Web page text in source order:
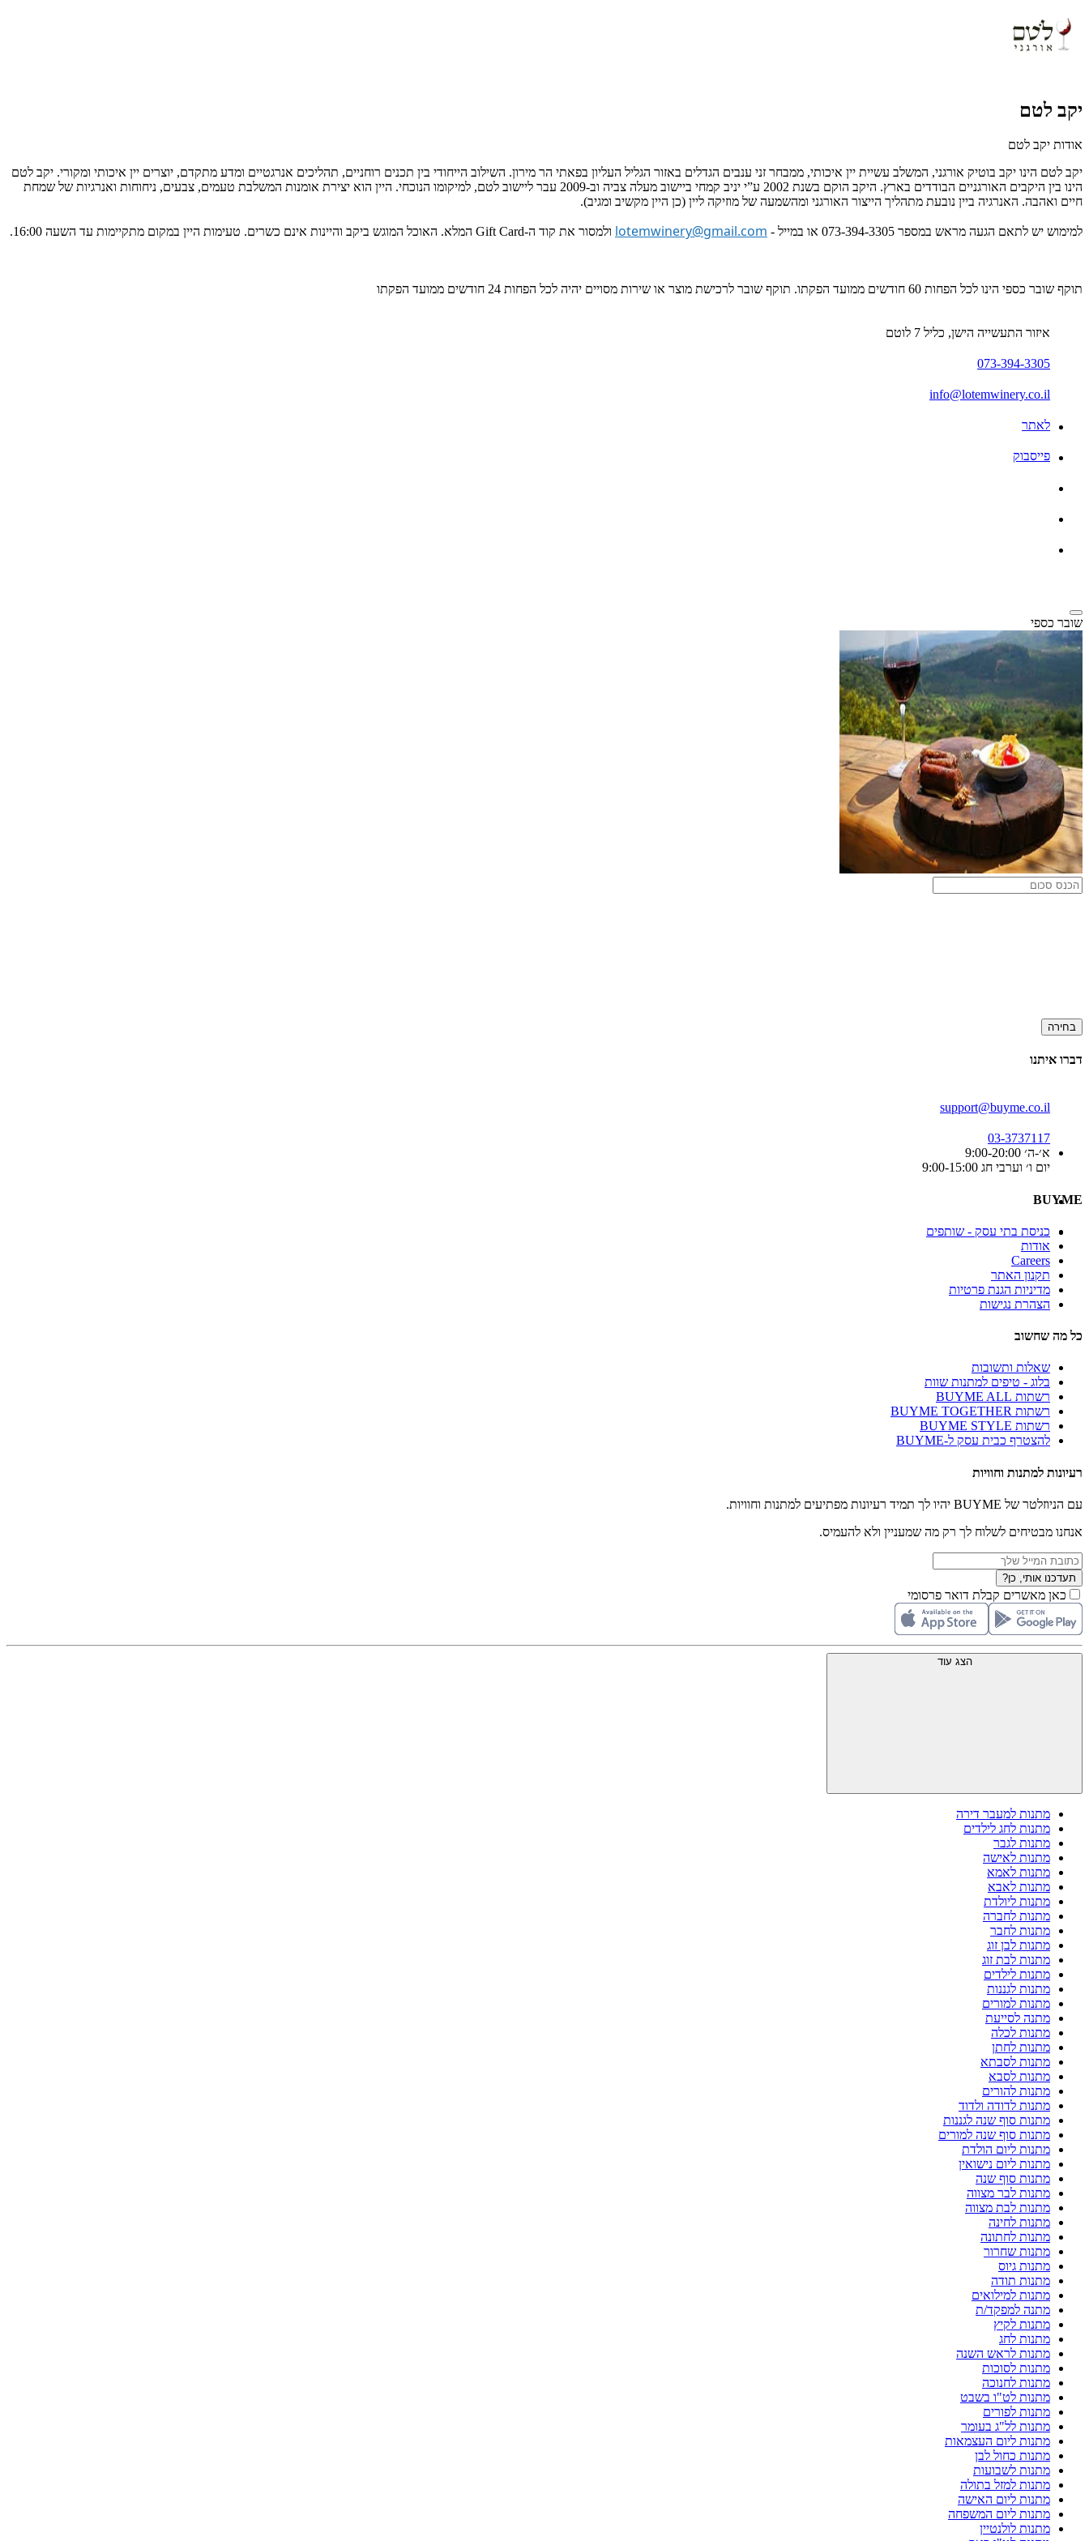
יקב לטם
אודות יקב לטם
יקב לטם הינו יקב בוטיק אורגני, המשלב עשיית יין איכותי, ממבחר זני ענבים הגדלים באזור הגליל העליון בפאתי הר מירון. השילוב הייחודי בין תכנים רוחניים, תהליכים אנרגטיים ומדע מתקדם, יוצרים יין איכותי ומקורי. יקב לטם
הינו בין היקבים האורגניים הבודדים בארץ. היקב הוקם בשנת 2002 ע”י יניב קמחי ביישוב מעלה צביה וב-2009 עבר ליישוב לטם, למיקומו הנוכחי. היין הוא יצירת אומנות המשלבת טעמים, צבעים, ניחוחות ואנרגיות של שמחת
חיים ואהבה. האנרגיה ביין נובעת מתהליך הייצור האורגני ומהשמעה של מוזיקה ליין (כן היין מקשיב ומגיב).
למימוש יש לתאם הגעה מראש במספר 073-394-3305 או במייל - lotemwinery@gmail.com ולמסור את קוד ה-Gift Card המלא. האוכל המוגש ביקב והיינות אינם כשרים. טעימות היין במקום מתקיימות עד השעה 16:00.
תוקף שובר כספי הינו לכל הפחות 60 חודשים ממועד הפקתו. תוקף שובר לרכישת מוצר או שירות מסויים יהיה לכל הפחות 24 חודשים ממועד הפקתו
איזור התעשייה הישן, כליל 7 לוטם
073-394-3305
info@lotemwinery.co.il
לאתר
פייסבוק
שובר כספי
בחירה
דברו איתנו
support@buyme.co.il
03-3737117
א׳-ה׳ 9:00-20:00
יום ו׳ וערבי חג 9:00-15:00
BUYME
כניסת בתי עסק - שותפים
אודות
Careers
תקנון האתר
מדיניות הגנת פרטיות
הצהרת נגישות
כל מה שחשוב
שאלות ותשובות
בלוג - טיפים למתנות שוות
רשתות BUYME ALL
רשתות BUYME TOGETHER
רשתות BUYME STYLE
להצטרף כבית עסק ל-BUYME
רעיונות למתנות וחוויות
עם הניוזלטר של BUYME יהיו לך תמיד רעיונות מפתיעים למתנות וחוויות.
אנחנו מבטיחים לשלוח לך רק מה שמעניין ולא להעמיס.
תעדכנו אותי, כן?
כאן מאשרים קבלת דואר פרסומי
הצג עוד
מתנות למעבר דירה
מתנות לחג לילדים
מתנות לגבר
מתנות לאישה
מתנות לאמא
מתנות לאבא
מתנות ליולדת
מתנות לחברה
מתנות לחבר
מתנות לבן זוג
מתנות לבת זוג
מתנות לילדים
מתנות לגננות
מתנות למורים
מתנה לסייעת
מתנות לכלה
מתנות לחתן
מתנות לסבתא
מתנות לסבא
מתנות להורים
מתנות לדודה ולדוד
מתנות סוף שנה לגננות
מתנות סוף שנה למורים
מתנות ליום הולדת
מתנות ליום נישואין
מתנות סוף שנה
מתנות לבר מצווה
מתנות לבת מצווה
מתנות לחינה
מתנות לחתונה
מתנות שחרור
מתנות גיוס
מתנות תודה
מתנות למילואים
מתנה למפקד/ת
מתנות לקיץ
מתנות לחג
מתנות לראש השנה
מתנות לסוכות
מתנות לחנוכה
מתנות לט"ו בשבט
מתנות לפורים
מתנות לל"ג בעומר
מתנות ליום העצמאות
מתנות כחול לבן
מתנות לשבועות
מתנות למזל בתולה
מתנות ליום האישה
מתנות ליום המשפחה
מתנות לולנטיין